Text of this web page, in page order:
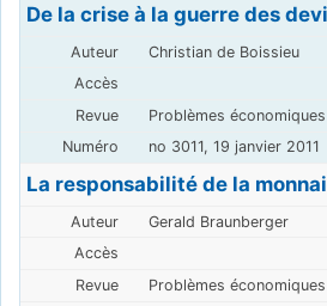
De la crise à la guerre des
Christian de Boissieu
Problèmes économiques
no 3011, 19 janvier 2011
La responsabilité de la
Gerald Braunberger
Problèmes économiques